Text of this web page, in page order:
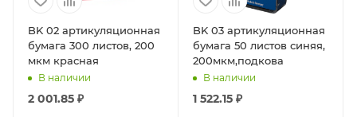
BK 02 артикуляционная
бумага 300 листов, 200
мкм красная
В наличии
2 001.85 ₽
BK 03 артикуляционная
бумага 50 листов синяя,
200мкм,подкова
В наличии
1 522.15₽